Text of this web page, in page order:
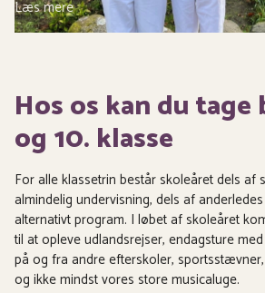
Læs mere
Hos os kan du tage
og 10. klasse
For alle klassetrin består skoleåret dels af
almindelig undervisning, dels af
alternativt program. I løbet af skoleåret
til at opleve udlandsrejser, endagsture
på og fra andre efterskoler,
og ikke mindst vores store musicaluge.